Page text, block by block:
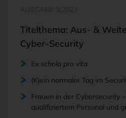
Titelthema: Aus- &
Cyber-Security
Ex schola pro vita
(K)ein normaler Tag im
Frauen in der Cybersecurity
qualifiziertem Personal und